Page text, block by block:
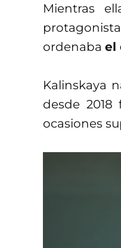
Mientras
ordenaba el
Kalinskaya
desde
ocasiones